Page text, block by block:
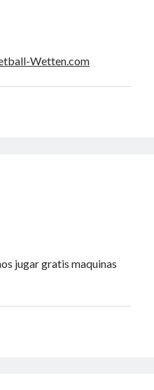
Wetten.com
jugar gratis maquinas